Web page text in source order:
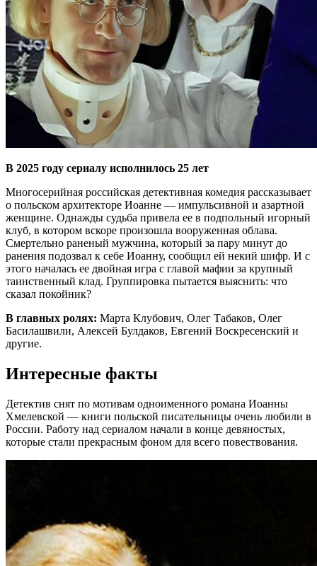
В 2025 году сериалу исполнилось 25 лет
Многосерийная российская детективная комедия рассказывает
о польском архитекторе Иоанне — импульсивной и азартной
женщине. Однажды судьба привела ее в подпольный игорный
клуб, в котором вскоре произошла вооруженная облава.
Смертельно раненый мужчина, который за пару минут до
ранения подозвал к себе Иоанну, сообщил ей некий шифр. И с
этого началась ее двойная игра с главой мафии за крупный
таинственный клад. Группировка пытается выяснить: что
сказал покойник?
В главных ролях: Марта Клубович, Олег Табаков, Олег
Басилашвили, Алексей Булдаков, Евгений Воскресенский и
другие.
Интересные факты
Детектив снят по мотивам одноименного романа Иоанны
Хмелевской — книги польской писательницы очень любили в
России. Работу над сериалом начали в конце девяностых,
которые стали прекрасным фоном для всего повествования.